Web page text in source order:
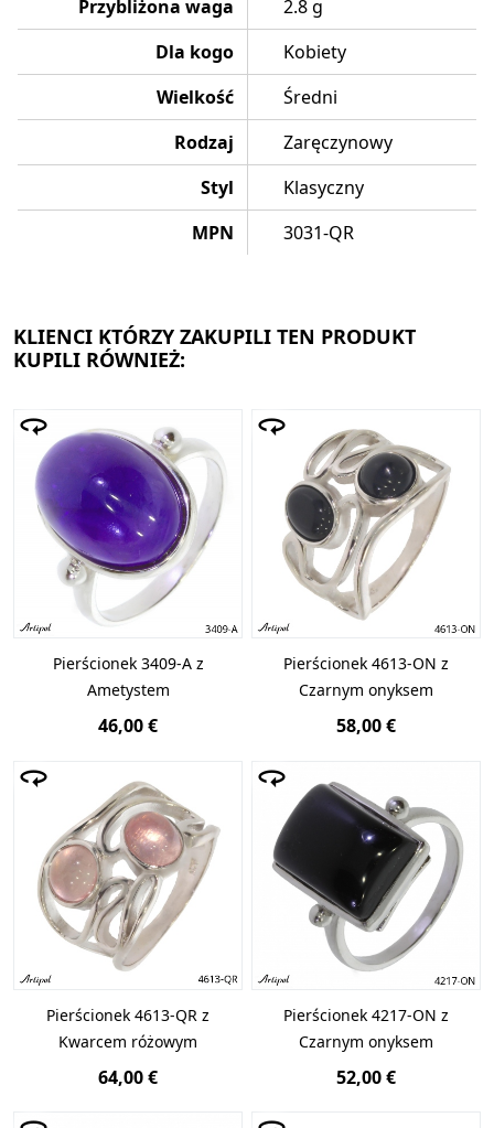
Przybliżona waga
2.8 g
Dla kogo
Kobiety
Wielkość
Średni
Rodzaj
Zaręczynowy
Styl
Klasyczny
MPN
3031-QR
KLIENCI KTÓRZY ZAKUPILI TEN PRODUKT
KUPILI RÓWNIEŻ:
Pierścionek 3409-A z
Ametystem
46,00 €
Pierścionek 4613-ON z
Czarnym onyksem
58,00 €
Pierścionek 4613-QR z
Kwarcem różowym
64,00 €
Pierścionek 4217-ON z
Czarnym onyksem
52,00 €